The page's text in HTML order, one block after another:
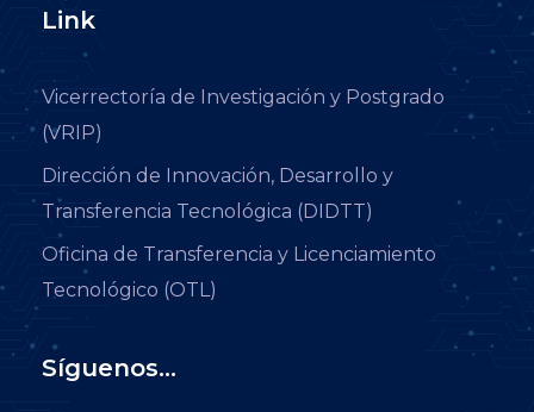
Link
Vicerrectoría de Investigación y Postgrado
(VRIP)
Dirección de Innovación, Desarrollo y
Transferencia Tecnológica (DIDTT)
Oficina de Transferencia y Licenciamiento
Tecnológico (OTL)
Síguenos...